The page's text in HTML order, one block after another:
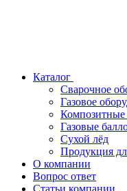
Каталог
Сварочное
Газовое
Композитные
Газовые
Сухой лёд
Продукция
О компании
Вопрос ответ
Статьи компании